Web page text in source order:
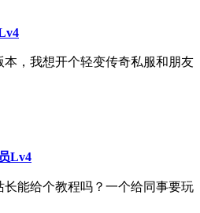
，我想开个轻变传奇私服和朋友
Lv4
能给个教程吗？一个给同事要玩